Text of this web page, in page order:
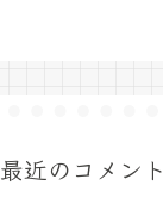
最近のコメント